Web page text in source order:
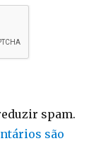
spam.
são